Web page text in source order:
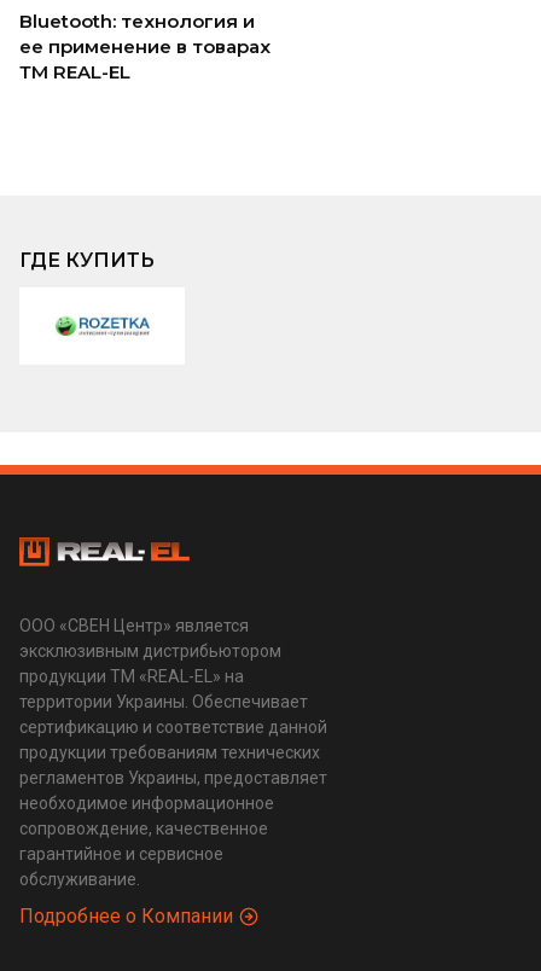
Bluetooth: технология и
ее применение в товарах
ТМ REAL-EL
ГДЕ КУПИТЬ
ООО «СВЕН Центр» является
эксклюзивным дистрибьютором
продукции ТМ «REAL-EL» на
территории Украины. Обеспечивает
сертификацию и соответствие данной
продукции требованиям технических
регламентов Украины, предоставляет
необходимое информационное
сопровождение, качественное
гарантийное и сервисное
обслуживание.
Подробнее о Компании